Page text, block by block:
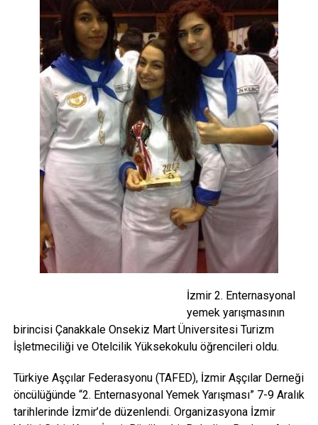
İzmir 2. Enternasyonal
yemek yarışmasının
birincisi Çanakkale Onsekiz Mart Üniversitesi Turizm
İşletmeciliği ve Otelcilik Yüksekokulu öğrencileri oldu.
Türkiye Aşçılar Federasyonu (TAFED), İzmir Aşçılar Derneği
öncülüğünde “2. Enternasyonal Yemek Yarışması” 7-9 Aralık
tarihlerinde İzmir’de düzenlendi. Organizasyona İzmir